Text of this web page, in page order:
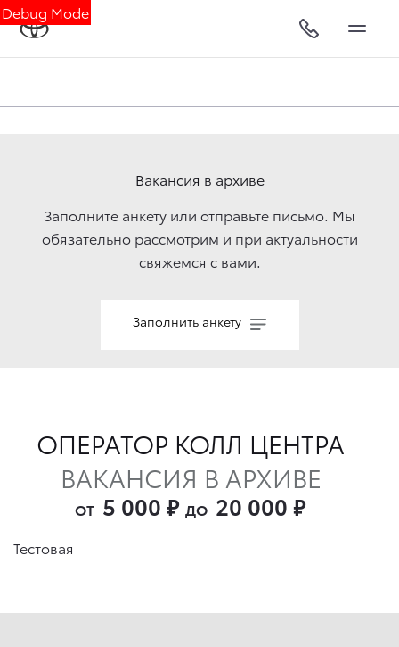
Debug Mode
Вакансия в архиве
Заполните анкету или отправьте письмо. Мы
обязательно рассмотрим и при актуальности
свяжемcя с вами.
Заполнить анкету
ОПЕРАТОР КОЛЛ ЦЕНТРА
ВАКАНСИЯ В АРХИВЕ
ОТ 5 000 ₽ ДО 20 000 ₽
Тестовая